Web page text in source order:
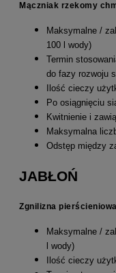
Mączniak rzekomy
Maksymalne /
100 l wody)
Termin
do fazy rozwoju
Ilość cieczy
Po osiągnięciu
Kwitnienie i
Maksymalna
Odstęp między
JABŁOŃ
Zgnilizna
Maksymalne /
l wody)
Ilość cieczy